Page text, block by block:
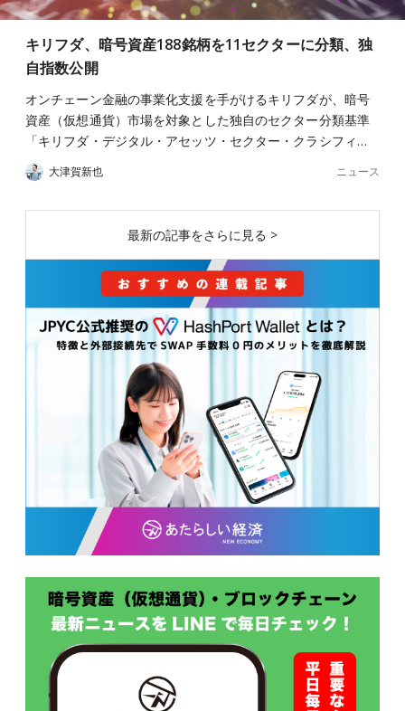
キリフダ、暗号資産188銘柄を11セクターに分類、独
自指数公開
オンチェーン金融の事業化支援を手がけるキリフダが、暗号
資産（仮想通貨）市場を対象とした独自のセクター分類基準
「キリフダ・デジタル・アセッツ・セクター・クラシフィ…
大津賀新也 ニュース
最新の記事をさらに見る >